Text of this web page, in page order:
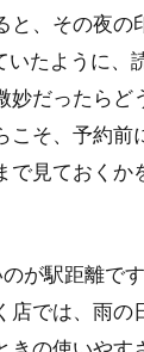
と、その夜の
たように、
妙だったらど
こそ、予約前
見ておくか
が駅距離で
店では、雨の